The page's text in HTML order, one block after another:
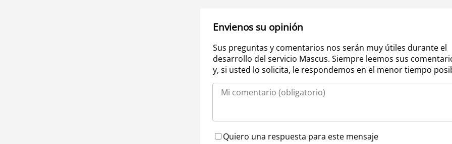
Envienos su opinión
Sus preguntas y comentarios nos serán muy útiles durante el
desarrollo del servicio Mascus. Siempre leemos sus
y, si usted lo solicita, le respondemos en el menor tiempo
Quiero una respuesta para este mensaje